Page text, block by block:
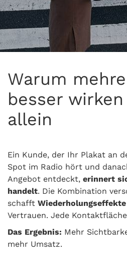
Warum
besser
allein
Ein Kunde, der Ihr Plakat an
Spot im Radio hört und
Angebot entdeckt, erinnert
handelt. Die Kombination
schafft Wiederholungseffekte
Vertrauen. Jede
Das Ergebnis: Mehr
mehr Umsatz.